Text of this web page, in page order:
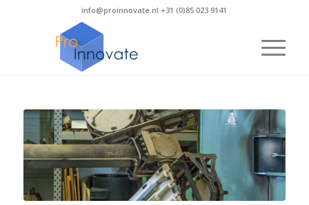
info@proinnovate.nl +31 (0)85 023 9141